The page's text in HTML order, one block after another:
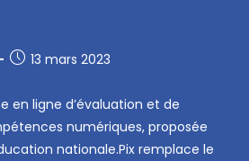
13 mars 2023
en ligne d’évaluation et de
numériques, proposée
nationale.Pix remplace le